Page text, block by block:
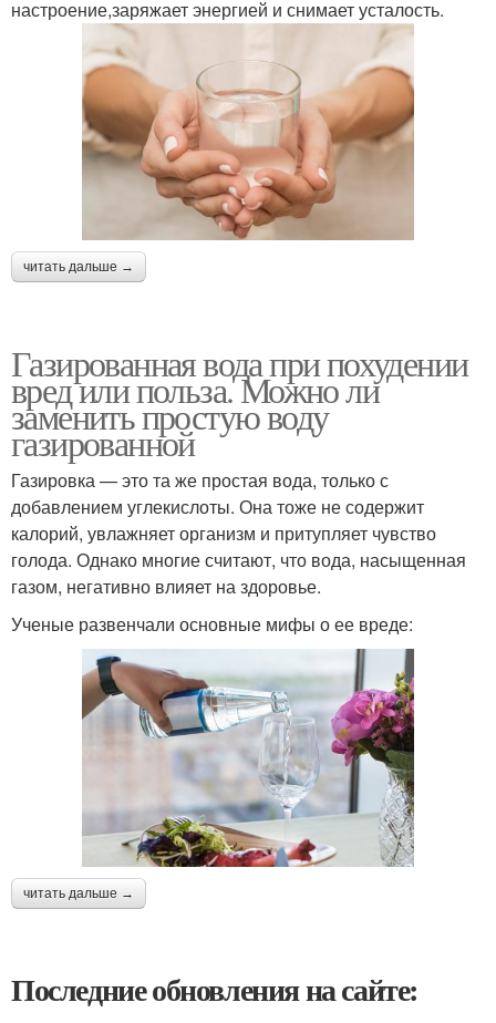
настроение,заряжает энергией и снимает усталость.
читать дальше →
Газированная вода при похудении
вред или польза. Можно ли
заменить простую воду
газированной
Газировка — это та же простая вода, только с
добавлением углекислоты. Она тоже не содержит
калорий, увлажняет организм и притупляет чувство
голода. Однако многие считают, что вода, насыщенная
газом, негативно влияет на здоровье.
Ученые развенчали основные мифы о ее вреде:
читать дальше →
Последние обновления на сайте: